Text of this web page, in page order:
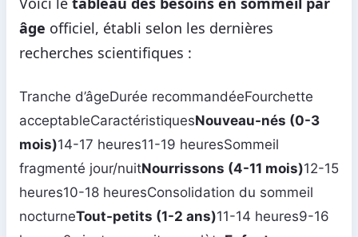
âge officiel, établi selon les dernières
recherches scientifiques :
Tranche d’âgeDurée recommandéeFourchette
acceptableCaractéristiquesNouveau-nés (0-3
mois)14-17 heures11-19 heuresSommeil
fragmenté jour/nuitNourrissons (4-11 mois)12-15
heures10-18 heuresConsolidation du sommeil
nocturneTout-petits (1-2 ans)11-14 heures9-16